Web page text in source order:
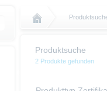
Produktsuche
2 Produkte gefunden